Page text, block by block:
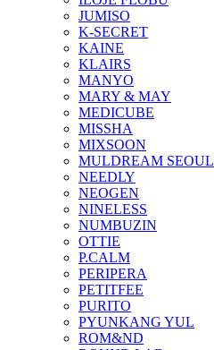
JUMISO
K-SECRET
KAINE
KLAIRS
MANYO
MARY & MAY
MEDICUBE
MISSHA
MIXSOON
MULDREAM SEOUL
NEEDLY
NEOGEN
NINELESS
NUMBUZIN
OTTIE
P.CALM
PERIPERA
PETITFEE
PURITO
PYUNKANG YUL
ROM&ND